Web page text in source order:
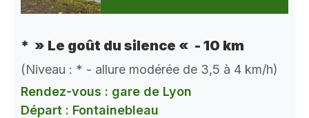
* » Le goût du silence « - 10 km
(Niveau : * - allure modérée de 3,5 à 4 km/h)
Rendez-vous : gare de Lyon
Départ : Fontainebleau